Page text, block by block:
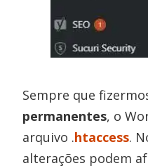
Sempre que
permanentes, o
arquivo .htaccess.
alterações podem